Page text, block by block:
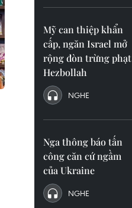
Mỹ can thiệp khẩn
cấp, ngăn Israel mở
rộng đòn trừng phạt
Hezbollah
NGHE
Nga thông báo tấn
công căn cứ ngầm
của Ukraine
NGHE